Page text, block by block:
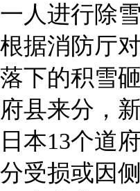
一人进行除
根据消防厅
落下的积雪
府县来分，
日本13个道
分受损或因